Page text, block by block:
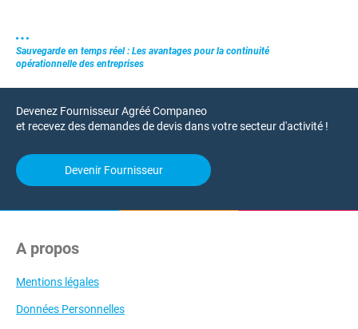
Sauvegarde en temps réel : Les avantages pour la continuité
opérationnelle des entreprises
Devenez Fournisseur Agréé Companeo
et recevez des demandes de devis dans votre secteur d'activité !
Devenir Fournisseur
A propos
Mentions légales
Données Personnelles